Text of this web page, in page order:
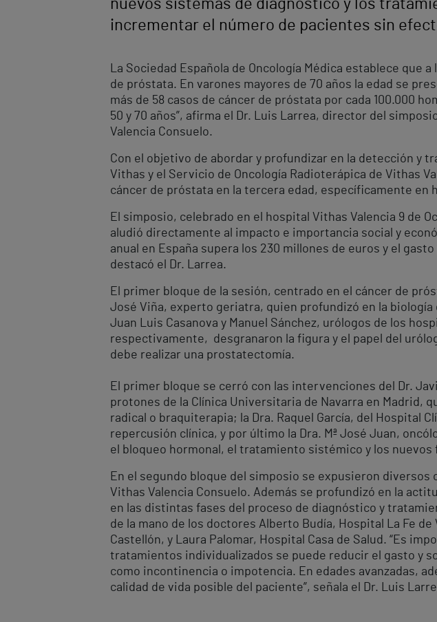
nuevos sistemas de diagnóstico y los
incrementar el número de pacientes sin
La Sociedad Española de Oncología Médica establece que
de próstata. En varones mayores de 70 años la edad se
más de 58 casos de cáncer de próstata por cada 100.000
50 y 70 años”, afirma el Dr. Luis Larrea, director del
Valencia Consuelo.
Con el objetivo de abordar y profundizar en la detección y
Vithas y el Servicio de Oncología Radioterápica de Vithas
cáncer de próstata en la tercera edad, específicamente en
El simposio, celebrado en el hospital Vithas Valencia 9 de
aludió directamente al impacto e importancia social y
anual en España supera los 230 millones de euros y el
destacó el Dr. Larrea.
El primer bloque de la sesión, centrado en el cáncer de
José Viña, experto geriatra, quien profundizó en la
Juan Luis Casanova y Manuel Sánchez, urólogos de los
respectivamente, desgranaron la figura y el papel del
debe realizar una prostatectomía.
El primer bloque se cerró con las intervenciones del Dr.
protones de la Clínica Universitaria de Navarra en
radical o braquiterapia; la Dra. Raquel García, del Hospital
repercusión clínica, y por último la Dra. Mª José Juan,
el bloqueo hormonal, el tratamiento sistémico y los nuevos
En el segundo bloque del simposio se expusieron diversos
Vithas Valencia Consuelo. Además se profundizó en la
en las distintas fases del proceso de diagnóstico y
de la mano de los doctores Alberto Budía, Hospital La Fe
Castellón, y Laura Palomar, Hospital Casa de Salud. “Es
tratamientos individualizados se puede reducir el gasto y
como incontinencia o impotencia. En edades avanzadas,
calidad de vida posible del paciente”, señala el Dr. Luis